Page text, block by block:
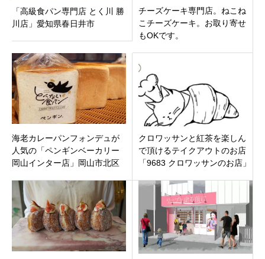
「高級食パン専門店 とく川 勝
川店」愛知県春日井市
チーズケーキ専門店。ねこね
こチーズケーキ。お取り寄せ
もOKです。
海老カレーパンフォンデュが
人気の「ペンギンベーカリー
岡山インター店」岡山市北区
クロワッサンと紅茶を楽しん
で頂けるテイクアウトのお店
「9683 クロワッサンのお店」
の１本西側の通り